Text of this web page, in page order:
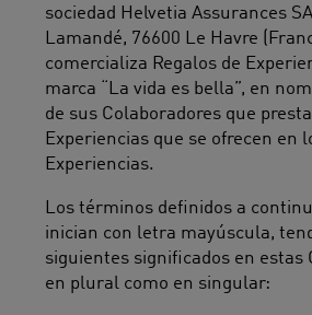
sociedad Helvetia Assurances
Lamandé, 76600 Le Havre
comercializa Regalos de
marca “La vida es bella”, en
de sus Colaboradores que
Experiencias que se ofrecen en
Experiencias.
Los términos definidos a
inician con letra mayúscula,
siguientes significados en estas
en plural como en singular: